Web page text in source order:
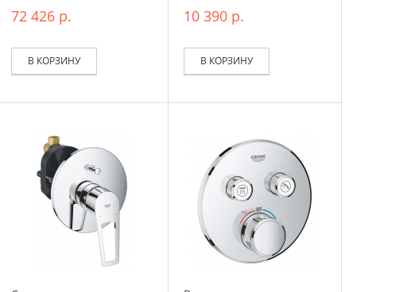
72 426 р.
В КОРЗИНУ
10 390 р.
В КОРЗИНУ